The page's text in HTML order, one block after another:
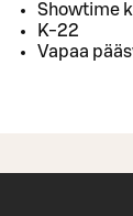
Showtime
K-22
Vapaa